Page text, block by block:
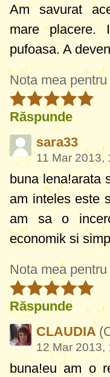
Am savurat
mare placere.
pufoasa. A
Nota mea pentru
Răspunde
sara33
11 Mar 2013,
buna lena!arata
am inteles este
am sa o
economik si
Nota mea pentru
Răspunde
CLAUDIA
12 Mar 2013,
buna!eu am o